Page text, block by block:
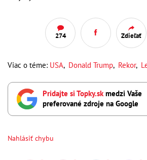
274 Zdieľať
Viac o téme: USA, Donald Trump, Rekor,
Pridajte si Topky.skmedzi Vaše
preferované zdroje na Google
Nahlásiť chybu